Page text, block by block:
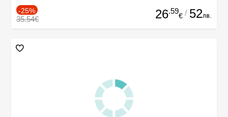
-25%
35.54€ 26.59
€ / 52лв.